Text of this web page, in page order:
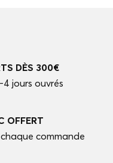
DÈS 300€
jours ouvrés
OFFERT
commande